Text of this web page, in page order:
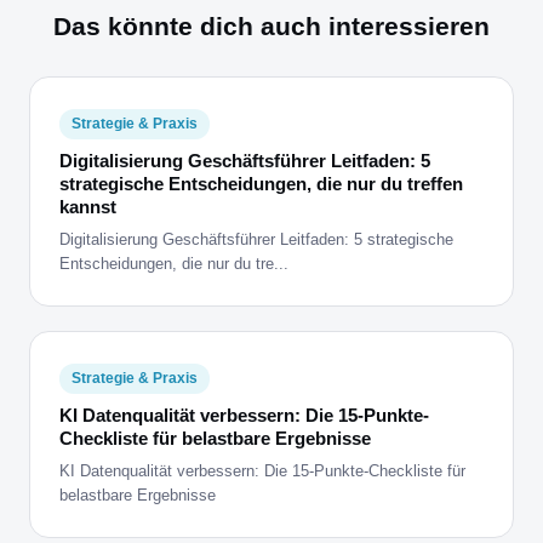
Das könnte dich auch interessieren
Strategie & Praxis
Digitalisierung Geschäftsführer Leitfaden: 5
strategische Entscheidungen, die nur du treffen
kannst
Digitalisierung Geschäftsführer Leitfaden: 5 strategische
Entscheidungen, die nur du tre...
Strategie & Praxis
KI Datenqualität verbessern: Die 15-Punkte-
Checkliste für belastbare Ergebnisse
KI Datenqualität verbessern: Die 15-Punkte-Checkliste für
belastbare Ergebnisse